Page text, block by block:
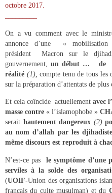
octobre 2017.
On a vu comment avec le
annonce d’une «
président Macron sur le
gouvernement,un début … de
réalité (1),compte tenu de tous les
sur la préparation d’attentats de
Et cela coïncide actuellement avec
masse contre « l’islamophobe »
serait hautement dangereux (2)
au nom d’allah par les
même discours est reproduit à
N’est-ce pas le symptôme d’une
serviles à la solde des
(UOIF-Union des organisations
français du culte musulman) et du